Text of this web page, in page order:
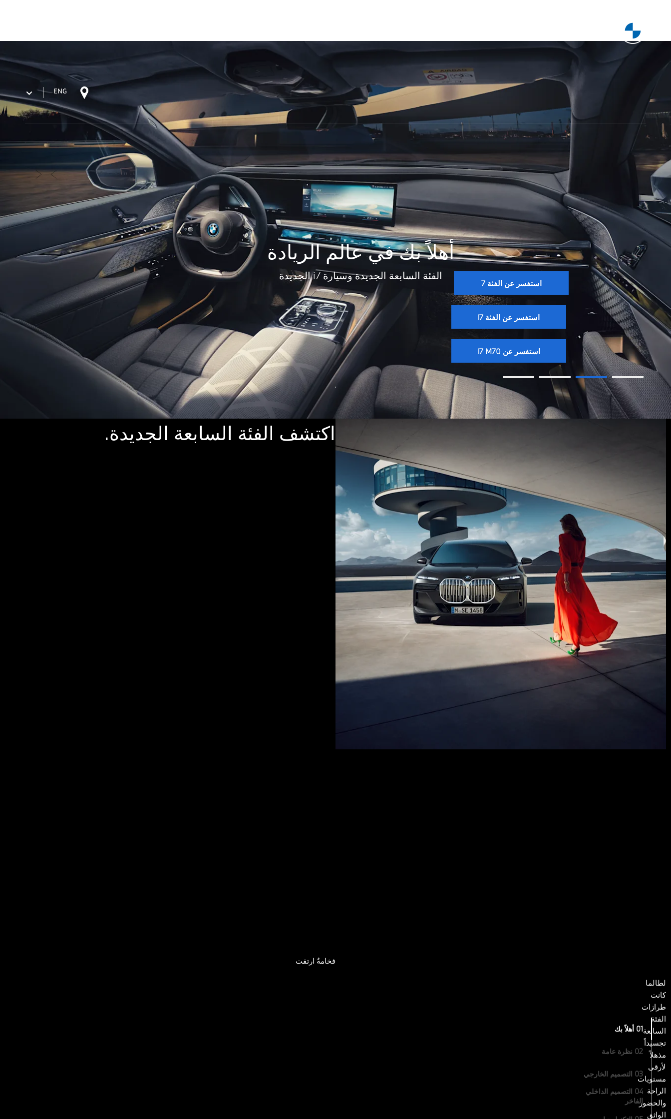
ENG
01 أهلاً بك
02 نظرة عامة
03 التصميم الخارجي
04 التصميم الداخلي
الفاخر
التالي
السابق
أهلاً بك في عالم الريادة
الفئة السابعة الجديدة وسيارة i7 الجديدة
استفسر عن الفئة 7
استفسر عن الفئة i7
استفسر عن i7 M70
اكتشف الفئة السابعة الجديدة.
فخامةٌ ارتقت
لطالما
كانت
طرازات
الفئة
السابعة
تجسيداً
مذهلاً
لأرقى
مستويات
الراحة
والحضور
الواثق